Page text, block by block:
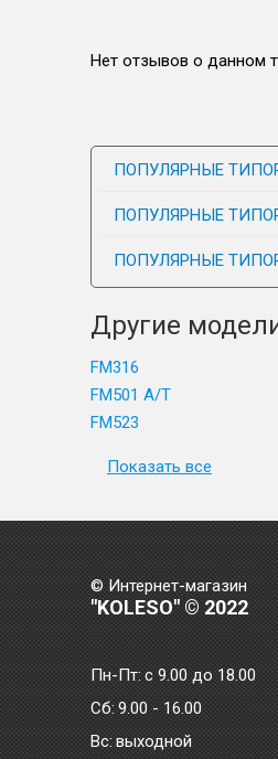
Нет отзывов о данном
ПОПУЛЯРНЫЕ
ПОПУЛЯРНЫЕ
ПОПУЛЯРНЫЕ
Другие
FM316
FM501 A/T
FM523
Показать все
© Интернет-магазин
"KOLESO" © 2022
Пн-Пт:с 9.00 до 18.00
Сб: 9.00 - 16.00
Bc: выходной